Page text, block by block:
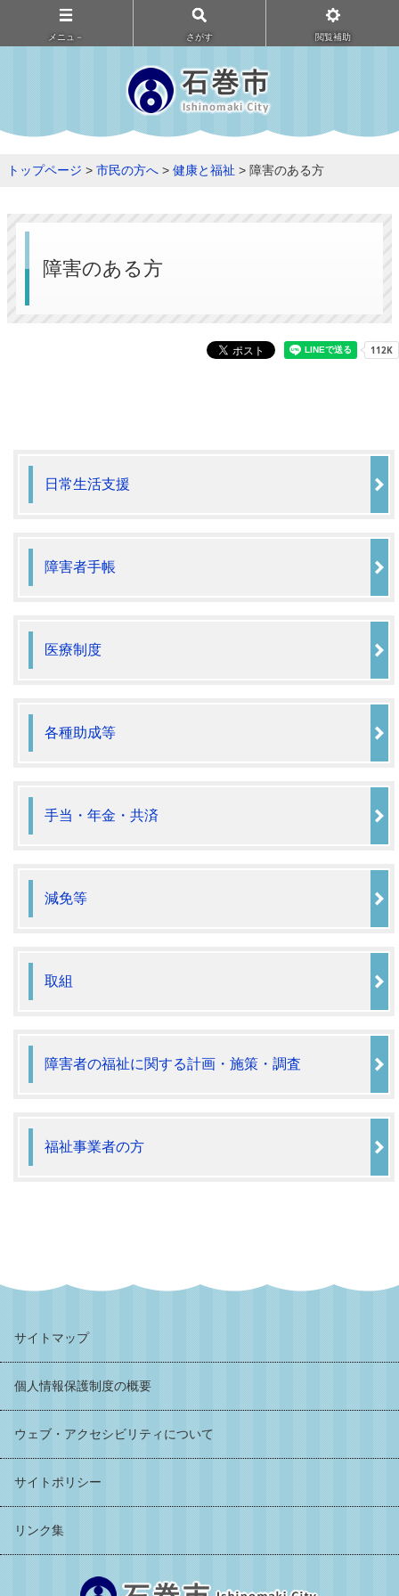
メニュ－ さがす 閲覧補助
トップページ > 市民の方へ > 健康と福祉 > 障害のある方
障害のある方
日常生活支援
障害者手帳
医療制度
各種助成等
手当・年金・共済
減免等
取組
障害者の福祉に関する計画・施策・調査
福祉事業者の方
サイトマップ
個人情報保護制度の概要
ウェブ・アクセシビリティについて
サイトポリシー
リンク集